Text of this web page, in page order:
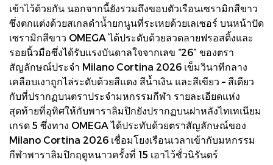
เข้าไว้ด้วยกัน นอกจากนี้ยังรวมถึงขอบตัวเรือนเซรามิกสีขาว
ซึ่งตกแต่งด้วยสเกลดำน้ำยกนูนที่ระเหยด้วยเลเซอร์ บนหน้าปัด
เซรามิกสีขาว OMEGA ได้ประดับด้วยลวดลายฟรอสติ้งและ
รอยนิ้วมือซึ่งได้รับแรงบันดาลใจจากเลข “26” ของตรา
สัญลักษณ์ประจำ Milano Cortina 2026 เข็มวินาทีกลาง
เคลือบเงาถูกไล่ระดับด้วยสีแดง สีน้ำเงิน และสีเขียว – สีเดียว
กับที่ปรากฏบนตราประจำมหกรรมกีฬา รายละเอียดแห่ง
สุดท้ายที่อุทิศให้กับพาราลิมปิกยังปรากฏบนฝาหลังไทเทเนียม
เกรด 5 ซึ่งทาง OMEGA ได้ประทับด้วยตราสัญลักษณ์ของ
Milano Cortina 2026 เชื่อมโยงเรือนเวลาเข้ากับมหกรรม
กีฬาพาราลิมปิกฤดูหนาวครั้งที่ 15 เอาไว้ชั่วนิรันดร์